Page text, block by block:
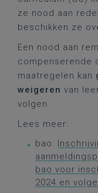
ze nood aan
beschikken ze
Een nood aan
compenserende
maatregelen kan
weigeren van
volgen.
Lees meer:
bao:
bao voor
2024 en